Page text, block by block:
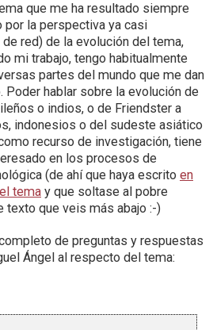
que me ha resultado siempre
por la perspectiva ya casi
red) de la evolución del tema,
mi trabajo, tengo habitualmente
partes del mundo que me dan
Poder hablar sobre la evolución de
o indios, o de Friendster a
indonesios o del sudeste asiático
recurso de investigación, tiene
en los procesos de
(de ahí que haya escrito en
tema y que soltase al pobre
texto que veis más abajo :-)
de preguntas y respuestas
Ángel al respecto del tema: